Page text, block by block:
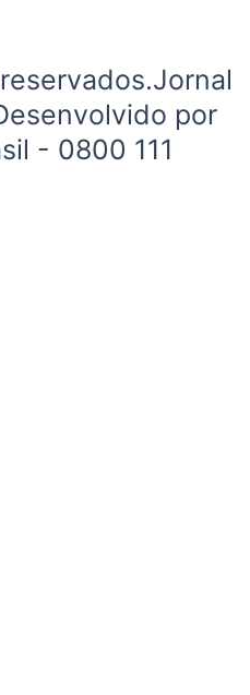
por
- 0800 111